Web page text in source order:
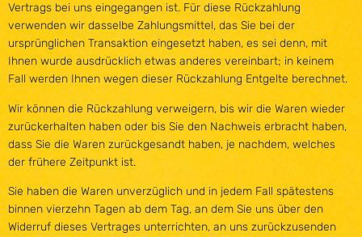
Vertrags bei uns eingegangen ist. Für diese Rückzahlung
verwenden wir dasselbe Zahlungsmittel, das Sie bei der
ursprünglichen Transaktion eingesetzt haben, es sei denn, mit
Ihnen wurde ausdrücklich etwas anderes vereinbart; in keinem
Fall werden Ihnen wegen dieser Rückzahlung Entgelte berechnet.
Wir können die Rückzahlung verweigern, bis wir die Waren wieder
zurückerhalten haben oder bis Sie den Nachweis erbracht haben,
dass Sie die Waren zurückgesandt haben, je nachdem, welches
der frühere Zeitpunkt ist.
Sie haben die Waren unverzüglich und in jedem Fall spätestens
binnen vierzehn Tagen ab dem Tag, an dem Sie uns über den
Widerruf dieses Vertrages unterrichten, an uns zurückzusenden